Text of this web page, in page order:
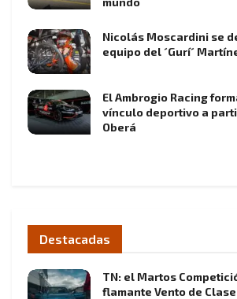
Nicolás Moscardini se
equipo del ´Gurí´
El Ambrogio Racing
vínculo deportivo a
Oberá
Destacadas
TN: el Martos
flamante Vento de Clase